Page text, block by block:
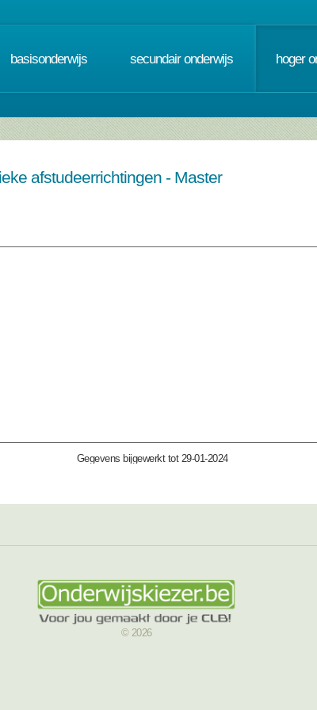
basisonderwijs secundair onderwijs hoger
afstudeerrichtingen - Master
Gegevens bijgewerkt tot 29-01-2024
© 2026